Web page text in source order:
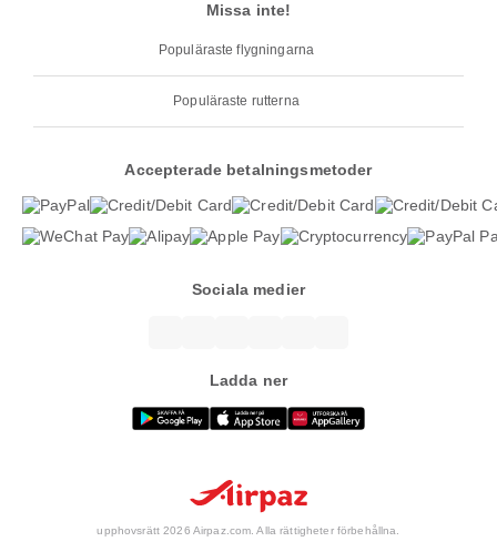
Missa inte!
Populäraste flygningarna
Populäraste rutterna
Accepterade betalningsmetoder
Sociala medier
Ladda ner
upphovsrätt 2026 Airpaz.com. Alla rättigheter förbehållna.